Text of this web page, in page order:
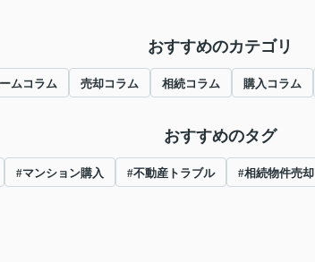
おすすめのカテゴリ
ムコラム 売却コラム 相続コラム 購入コラム
おすすめのタグ
#マンション購入 #不動産トラブル #相続物件売却